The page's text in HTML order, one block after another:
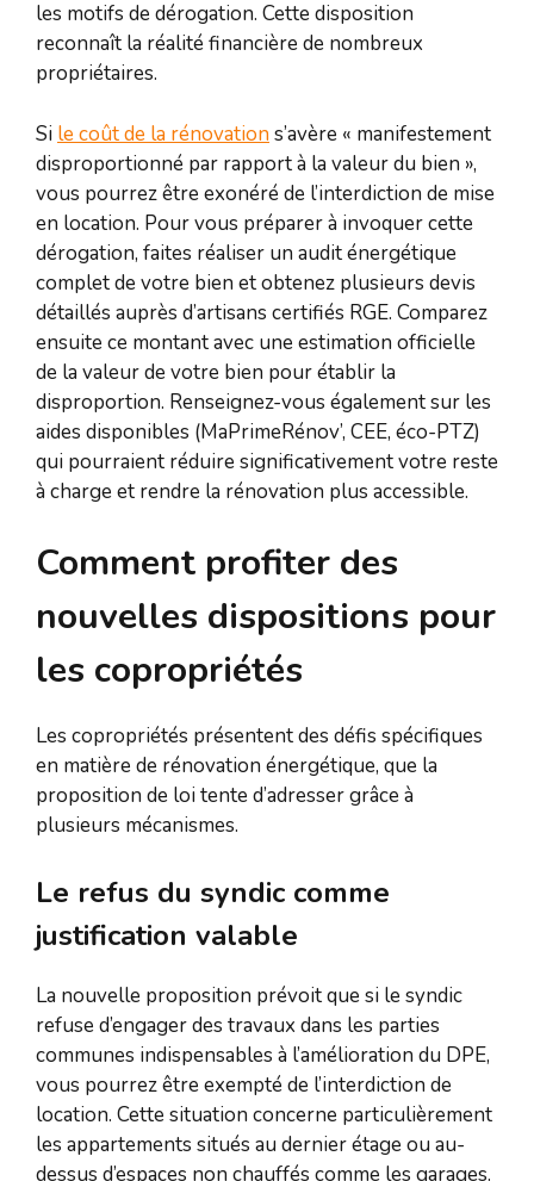
les motifs de dérogation. Cette disposition
reconnaît la réalité financière de nombreux
propriétaires.
Si le coût de la rénovations’avère « manifestement
disproportionné par rapport à la valeur du bien »,
vous pourrez être exonéré de l’interdiction de mise
en location. Pour vous préparer à invoquer cette
dérogation, faites réaliser un audit énergétique
complet de votre bien et obtenez plusieurs devis
détaillés auprès d’artisans certifiés RGE. Comparez
ensuite ce montant avec une estimation officielle
de la valeur de votre bien pour établir la
disproportion. Renseignez-vous également sur les
aides disponibles (MaPrimeRénov’, CEE, éco-PTZ)
qui pourraient réduire significativement votre reste
à charge et rendre la rénovation plus accessible.
Comment profiter des
nouvelles dispositions pour
les copropriétés
Les copropriétés présentent des défis spécifiques
en matière de rénovation énergétique, que la
proposition de loi tente d’adresser grâce à
plusieurs mécanismes.
Le refus du syndic comme
justification valable
La nouvelle proposition prévoit que si le syndic
refuse d’engager des travaux dans les parties
communes indispensables à l’amélioration du DPE,
vous pourrez être exempté de l’interdiction de
location. Cette situation concerne particulièrement
les appartements situés au dernier étage ou au-
dessus d’espaces non chauffés comme les garages.